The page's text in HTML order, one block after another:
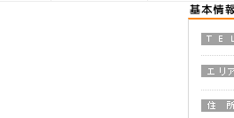
医療・介護
電話
号